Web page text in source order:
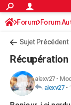
ACTUALITÉS
Politique
Société
Faits Divers
Education
Monde
Villes
+
FINANCE
Retraite
Impôts
Epargne
Immobilier
Risques naturels
Banque
Assurance
Crédit
AUTO
Forum Forum
Radars et permis
Sujet Précédent
alexv27-
alexv27-